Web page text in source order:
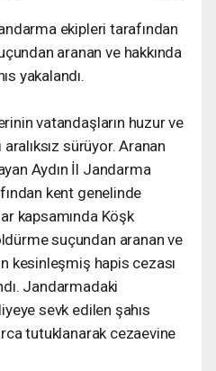
ekipleri tarafından
aranan ve hakkında
yakalandı.
vatandaşların huzur ve
sürüyor. Aranan
Aydın İl Jandarma
kent genelinde
kapsamında Köşk
suçundan aranan ve
kesinleşmiş hapis cezası
Jandarmadaki
sevk edilen şahıs
tutuklanarak cezaevine